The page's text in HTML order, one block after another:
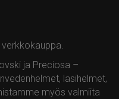
ja Preciosa –
lasihelmet,
myös valmiita